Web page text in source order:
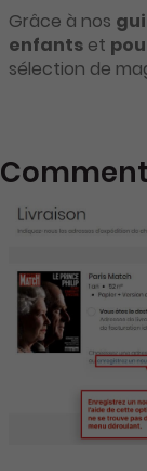
Grâce à nos
enfants et
sélection de